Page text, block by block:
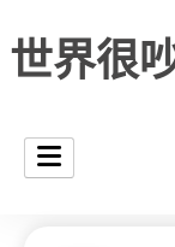
世界很